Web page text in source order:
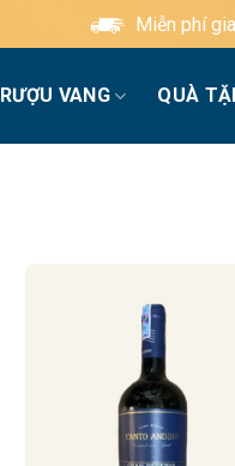
Miễn phí giao
RƯỢU VANG QUÀ